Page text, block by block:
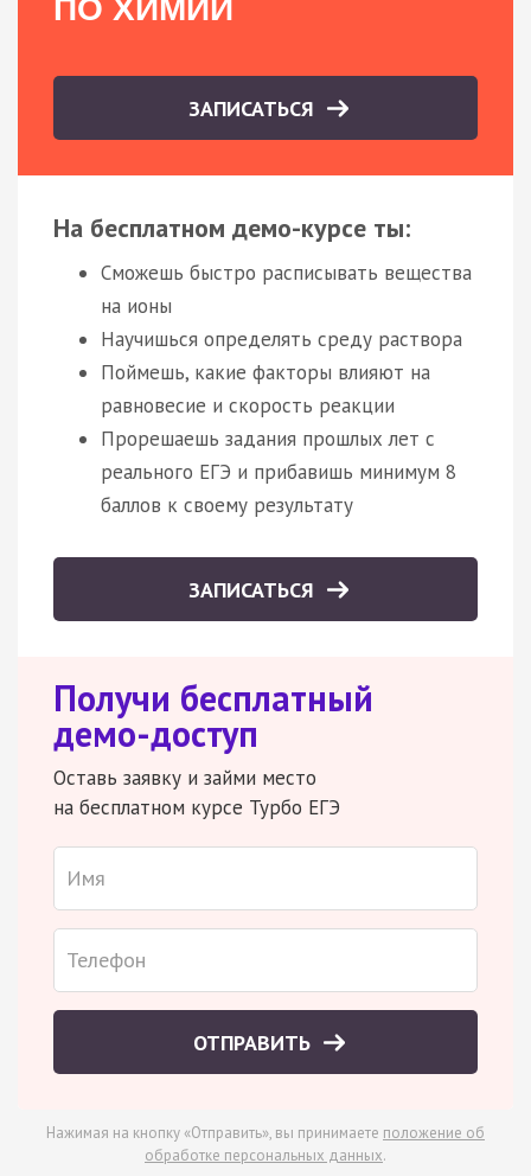
ПО ХИМИИ
ЗАПИСАТЬСЯ
На бесплатном демо-курсе ты:
Сможешь быстро расписывать вещества
на ионы
Научишься определять среду раствора
Поймешь, какие факторы влияют на
равновесие и скорость реакции
Прорешаешь задания прошлых лет с
реального ЕГЭ и прибавишь минимум 8
баллов к своему результату
ЗАПИСАТЬСЯ
Получи бесплатный
демо-доступ
Оставь заявку и займи место
на бесплатном курсе Турбо ЕГЭ
ОТПРАВИТЬ
Нажимая на кнопку «Отправить», вы принимаете положение об
обработке персональных данных.